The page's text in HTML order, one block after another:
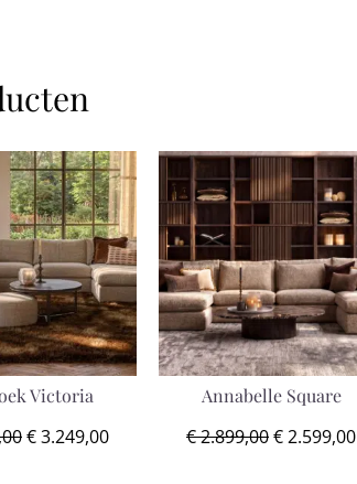
Victoria
€3.249,00
Annabelle Square
€2.899,00€2.599,00